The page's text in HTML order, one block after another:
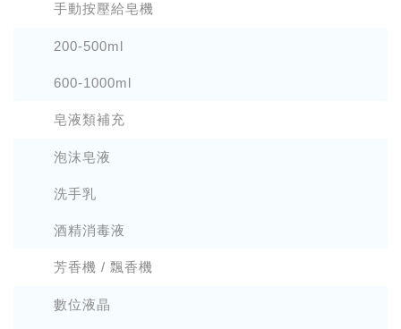
手動按壓給皂機
200-500ml
600-1000ml
皂液類補充
泡沫皂液
洗手乳
酒精消毒液
芳香機 / 飄香機
數位液晶